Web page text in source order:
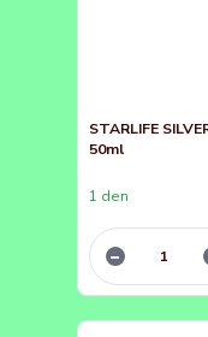
STARLIFE
50ml
1 den